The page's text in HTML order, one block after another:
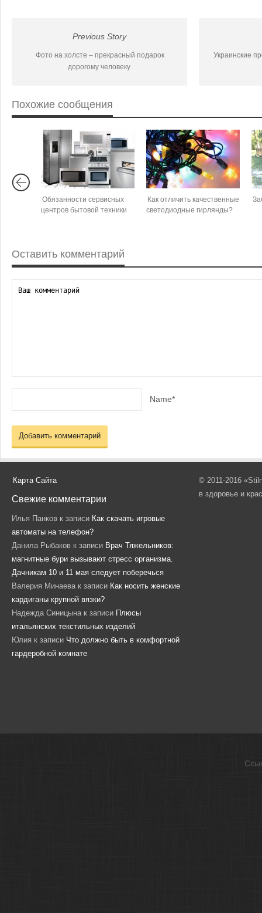
Previous Story
Фото на холсте – прекрасный подарок
дорогому человеку
Украинские
Похожие сообщения
Обязанности сервисных
центров бытовой техники
Как отличить качественные
светодиодные гирлянды?
Оставить комментарий
Name*
Карта Сайта
Свежие комментарии
Илья Панков к записи Как скачать игровые
автоматы на телефон?
Данила Рыбаков к записи Врач Тяжельников:
магнитные бури вызывают стресс организма.
Дачникам 10 и 11 мая следует поберечься
Валерия Минаева к записи Как носить женские
кардиганы крупной вязки?
Надежда Синицына к записи Плюсы
итальянских текстильных изделий
Юлия к записи Что должно быть в комфортной
гардеробной комнате
© 2011-2016
в здоровье и